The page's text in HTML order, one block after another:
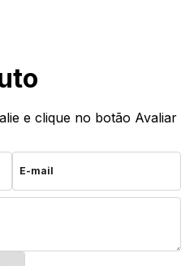
e clique no botão Avaliar